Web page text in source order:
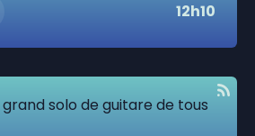
12h10
solo de guitare de tous